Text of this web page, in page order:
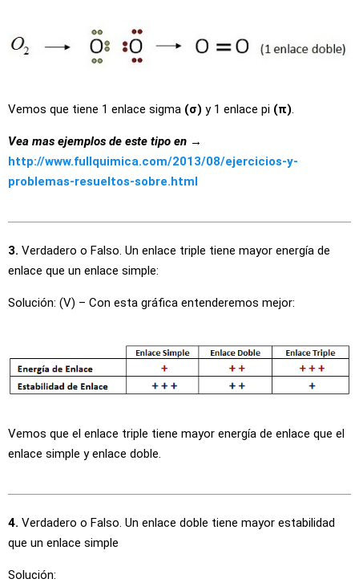
Vemos que tiene 1 enlace sigma (σ) y 1 enlace pi (π).
Vea mas ejemplos de este tipo en →
http://www.fullquimica.com/2013/08/ejercicios-y-
problemas-resueltos-sobre.html
3. Verdadero o Falso. Un enlace triple tiene mayor energía de
enlace que un enlace simple:
Solución: (V) – Con esta gráfica entenderemos mejor:
Vemos que el enlace triple tiene mayor energía de enlace que el
enlace simple y enlace doble.
4. Verdadero o Falso. Un enlace doble tiene mayor estabilidad
que un enlace simple
Solución: